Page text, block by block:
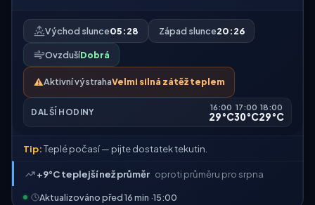
Východ slunce05:28 Západ slunce20:26
OvzdušíDobrá
⚠️Aktivní výstrahaVelmi silná zátěž teplem
DALŠÍ HODINY
16:00
29°C
17:00
30°C
18:00
29°C
Tip:Teplé počasí — pijte dostatek tekutin.
+9°C teplejší než průměr oproti průměru pro srpna
Aktualizováno před 16 min ·15:00